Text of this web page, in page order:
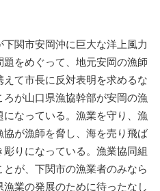
関市安岡沖に巨大な洋上風力
をめぐって、地元安岡の漁師
て市長に反対表明を求めるな
が山口県漁協幹部が安岡の漁
なっている。漁業を守り、漁
が漁師を脅し、海を売り飛ば
りになっている。漁業協同組
が、下関市の漁業者のみなら
業の発展のために待ったなし